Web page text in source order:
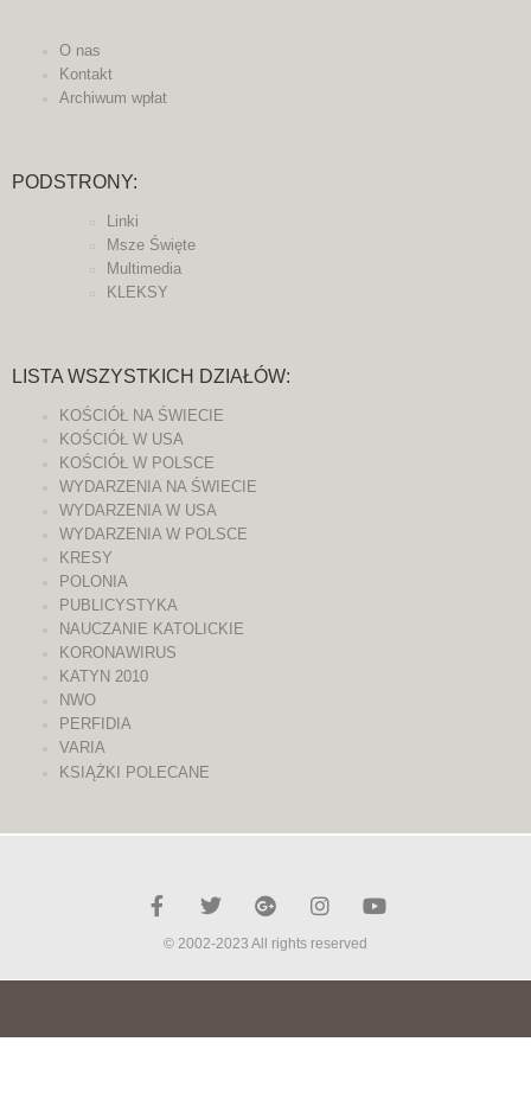
O nas
Kontakt
Archiwum wpłat
PODSTRONY:
Linki
Msze Święte
Multimedia
KLEKSY
LISTA WSZYSTKICH DZIAŁÓW:
KOŚCIÓŁ NA ŚWIECIE
KOŚCIÓŁ W USA
KOŚCIÓŁ W POLSCE
WYDARZENIA NA ŚWIECIE
WYDARZENIA W USA
WYDARZENIA W POLSCE
KRESY
POLONIA
PUBLICYSTYKA
NAUCZANIE KATOLICKIE
KORONAWIRUS
KATYN 2010
NWO
PERFIDIA
VARIA
KSIĄŻKI POLECANE
© 2002-2023 All rights reserved